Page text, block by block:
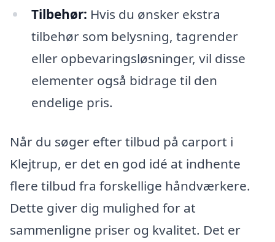
Tilbehør: Hvis du ønsker ekstra
tilbehør som belysning, tagrender
eller opbevaringsløsninger, vil disse
elementer også bidrage til den
endelige pris.
Når du søger efter tilbud på carport i
Klejtrup, er det en god idé at indhente
flere tilbud fra forskellige håndværkere.
Dette giver dig mulighed for at
sammenligne priser og kvalitet. Det er